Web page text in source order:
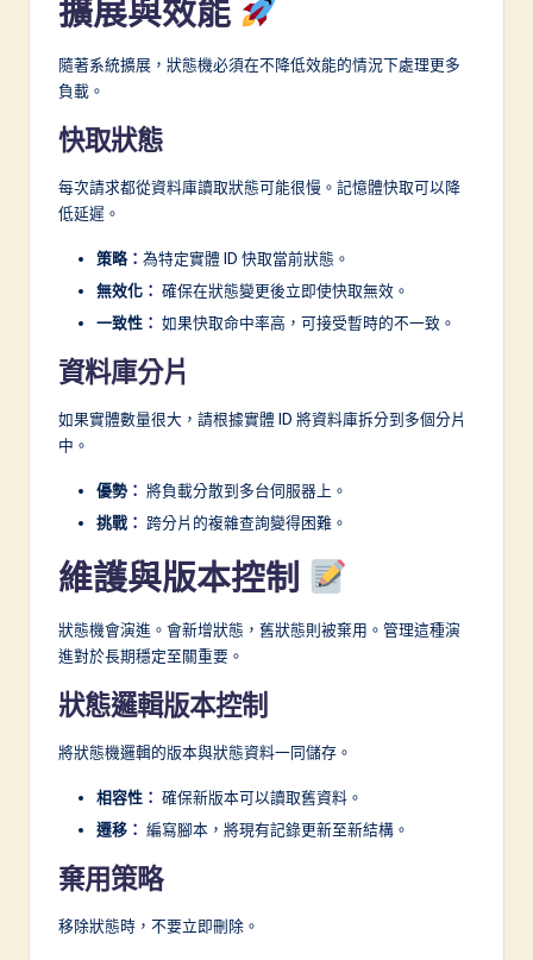
擴展與效能
隨著系統擴展，狀態機必須在不降低效能的情況下處理更多
負載。
快取狀態
每次請求都從資料庫讀取狀態可能很慢。記憶體快取可以降
低延遲。
策略： 為特定實體 ID 快取當前狀態。
無效化： 確保在狀態變更後立即使快取無效。
一致性： 如果快取命中率高，可接受暫時的不一致。
資料庫分片
如果實體數量很大，請根據實體 ID 將資料庫拆分到多個分片
中。
優勢： 將負載分散到多台伺服器上。
挑戰： 跨分片的複雜查詢變得困難。
維護與版本控制
狀態機會演進。會新增狀態，舊狀態則被棄用。管理這種演
進對於長期穩定至關重要。
狀態邏輯版本控制
將狀態機邏輯的版本與狀態資料一同儲存。
相容性： 確保新版本可以讀取舊資料。
遷移： 編寫腳本，將現有記錄更新至新結構。
棄用策略
移除狀態時，不要立即刪除。